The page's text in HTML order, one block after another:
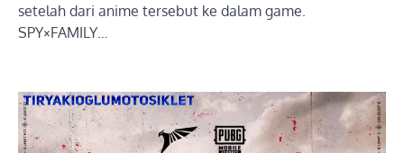
setelah dari anime tersebut ke dalam game.
SPY×FAMILY…